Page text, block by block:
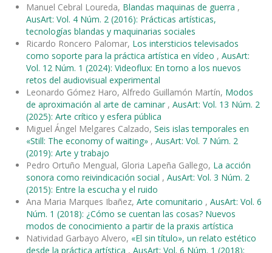
Manuel Cebral Loureda, Blandas maquinas de guerra ,
AusArt: Vol. 4 Núm. 2 (2016): Prácticas artísticas,
tecnologías blandas y maquinarias sociales
Ricardo Roncero Palomar, Los intersticios televisados
como soporte para la práctica artística en vídeo , AusArt:
Vol. 12 Núm. 1 (2024): Videoflux: En torno a los nuevos
retos del audiovisual experimental
Leonardo Gómez Haro, Alfredo Guillamón Martín, Modos
de aproximación al arte de caminar , AusArt: Vol. 13 Núm. 2
(2025): Arte crítico y esfera pública
Miguel Ángel Melgares Calzado, Seis islas temporales en
«Still: The economy of waiting» , AusArt: Vol. 7 Núm. 2
(2019): Arte y trabajo
Pedro Ortuño Mengual, Gloria Lapeña Gallego, La acción
sonora como reivindicación social , AusArt: Vol. 3 Núm. 2
(2015): Entre la escucha y el ruido
Ana Maria Marques Ibañez, Arte comunitario , AusArt: Vol. 6
Núm. 1 (2018): ¿Cómo se cuentan las cosas? Nuevos
modos de conocimiento a partir de la praxis artística
Natividad Garbayo Alvero, «El sin título», un relato estético
desde la práctica artística , AusArt: Vol. 6 Núm. 1 (2018):